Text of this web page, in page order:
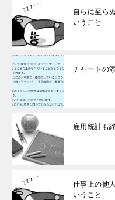
自らに至ら
いうこと
チャートの
雇用統計も
仕事上の他
いうこと